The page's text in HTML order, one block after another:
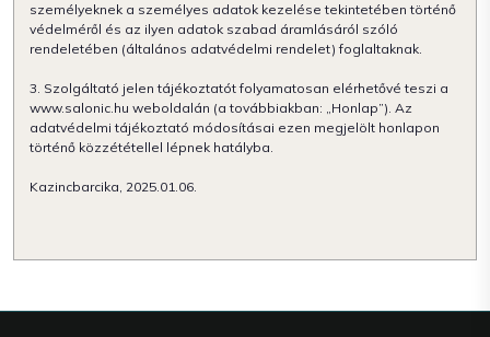
személyeknek a személyes adatok kezelése tekintetében történő
védelméről és az ilyen adatok szabad áramlásáról szóló
rendeletében (általános adatvédelmi rendelet) foglaltaknak.
3. Szolgáltató jelen tájékoztatót folyamatosan elérhetővé teszi a
www.salonic.hu weboldalán (a továbbiakban: „Honlap”). Az
adatvédelmi tájékoztató módosításai ezen megjelölt honlapon
történő közzététellel lépnek hatályba.
Kazincbarcika, 2025.01.06.